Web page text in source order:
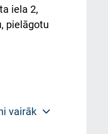
iela 2,
pielāgotu
vairāk